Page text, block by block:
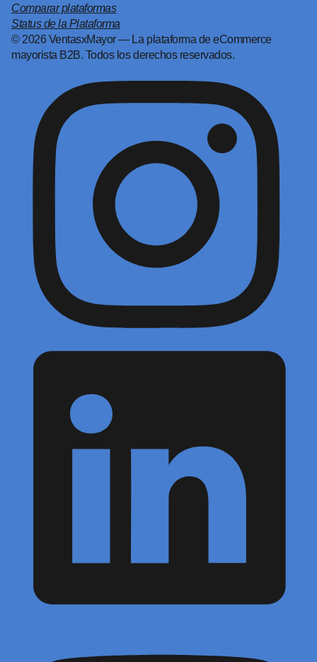
Comparar plataformas
Status de la Plataforma
© 2026 VentasxMayor — La plataforma de eCommerce
mayorista B2B. Todos los derechos reservados.